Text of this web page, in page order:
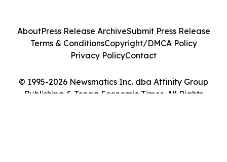
© 1995-2026 Newsmatics Inc. dba Affinity Group
Publishing & Tonga Economic Times. All Rights
AboutPress Release ArchiveSubmit Press Release
Terms & ConditionsCopyright/DMCA Policy
Privacy PolicyContact